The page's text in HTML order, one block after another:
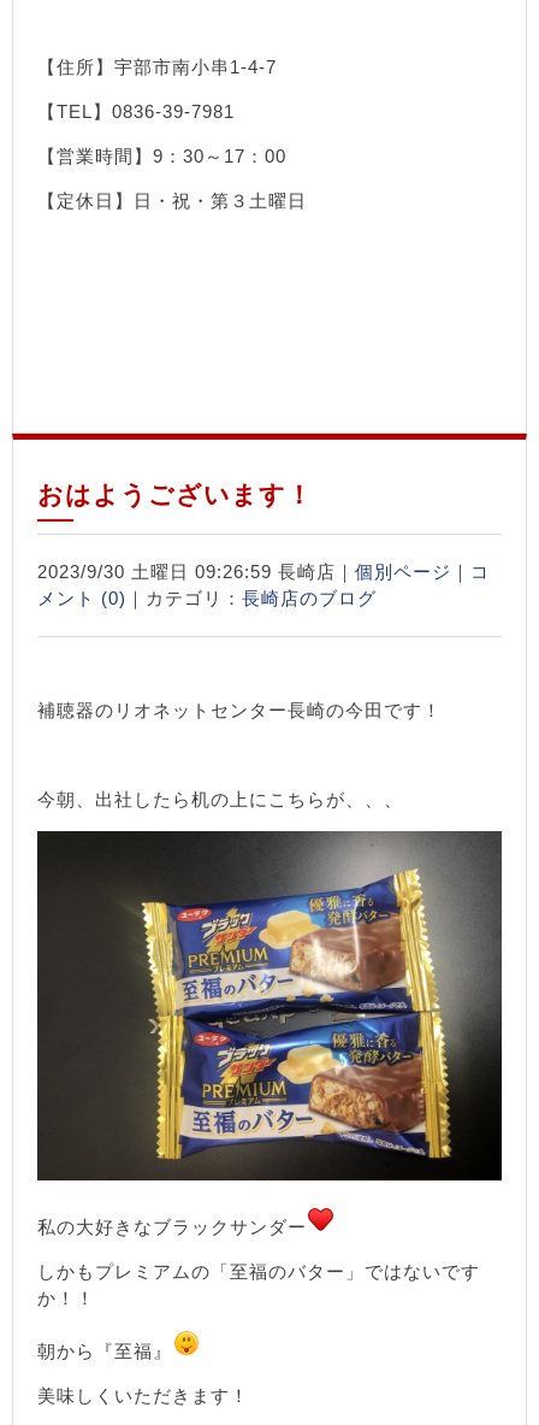
【住所】宇部市南小串1-4-7
【TEL】0836-39-7981
【営業時間】9：30～17：00
【定休日】日・祝・第３土曜日
おはようございます！
2023/9/30 土曜日 09:26:59 長崎店｜ 個別ページ ｜ コ
メント (0) ｜カテゴリ： 長崎店のブログ
補聴器のリオネットセンター長崎の今田です！
今朝、出社したら机の上にこちらが、、、
私の大好きなブラックサンダー
しかもプレミアムの「至福のバター」ではないです
か！！
朝から『至福』
美味しくいただきます！